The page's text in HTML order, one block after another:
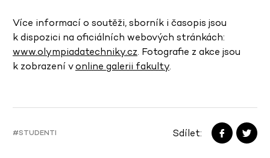
Více informací o soutěži, sborník i časopis jsou
k dispozici na oficiálních webových stránkách:
www.olympiadatechniky.cz. Fotografie z akce jsou
k zobrazení vonline galerii fakulty.
#STUDENTI Sdílet: